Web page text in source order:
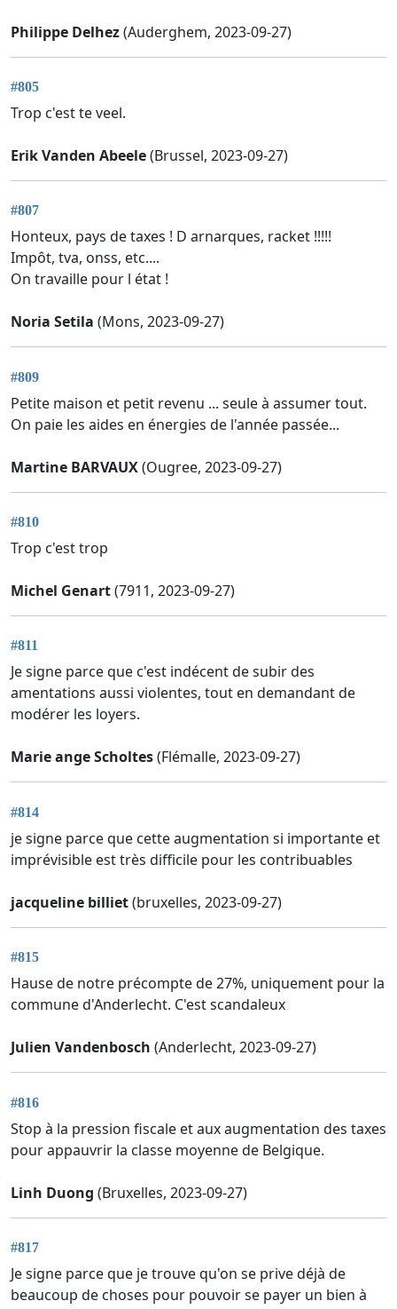
Philippe Delhez(Auderghem, 2023-09-27)
#805
Trop c'est te veel.
Erik Vanden Abeele(Brussel, 2023-09-27)
#807
Honteux, pays de taxes ! D arnarques, racket !!!!!
Impôt, tva, onss, etc....
On travaille pour l état !
Noria Setila (Mons, 2023-09-27)
#809
Petite maison et petit revenu ... seule à assumer tout.
On paie les aides en énergies de l'année passée...
Martine BARVAUX(Ougree, 2023-09-27)
#810
Trop c'est trop
Michel Genart(7911, 2023-09-27)
#811
Je signe parce que c'est indécent de subir des
amentations aussi violentes, tout en demandant de
modérer les loyers.
Marie ange Scholtes(Flémalle, 2023-09-27)
#814
je signe parce que cette augmentation si importante et
imprévisible est très difficile pour les contribuables
jacqueline billiet(bruxelles, 2023-09-27)
#815
Hause de notre précompte de 27%, uniquement pour la
commune d'Anderlecht. C'est scandaleux
Julien Vandenbosch (Anderlecht, 2023-09-27)
#816
Stop à la pression fiscale et aux augmentation des taxes
pour appauvrir la classe moyenne de Belgique.
Linh Duong (Bruxelles, 2023-09-27)
#817
Je signe parce que je trouve qu'on se prive déjà de
beaucoup de choses pour pouvoir se payer un bien à